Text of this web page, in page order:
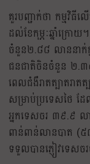
គួរបញ្ជាក់ថា កម្មវិធីល
ដល់ខែកុម្ភៈឆ្នាំក្រោយ
ចំនួន២.៨៨ លាននាក់
ជនជាតិចិនចំនួន ២.៣
ពេលជំងឺរាតត្បាតរា
សម្រាប់ប្រទេសថៃ
អ្នកទេសចរ ៣៩.៩
ពាន់ពាន់លានបាត (
ទទួលបានភ្ញៀវទេស